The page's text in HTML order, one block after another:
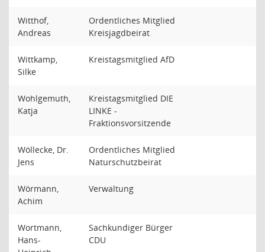
Witthof,
Andreas
Ordentliches Mitglied
Kreisjagdbeirat
Wittkamp,
Silke
Kreistagsmitglied AfD
Wohlgemuth,
Katja
Kreistagsmitglied DIE
LINKE -
Fraktionsvorsitzende
Wöllecke, Dr.
Jens
Ordentliches Mitglied
Naturschutzbeirat
Wörmann,
Achim
Verwaltung
Wortmann,
Hans-
Sachkundiger Bürger
CDU